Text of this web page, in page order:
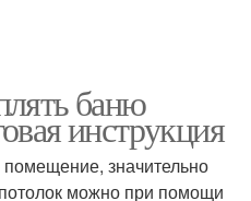
баню
инструкция
значительно
можно при помощи